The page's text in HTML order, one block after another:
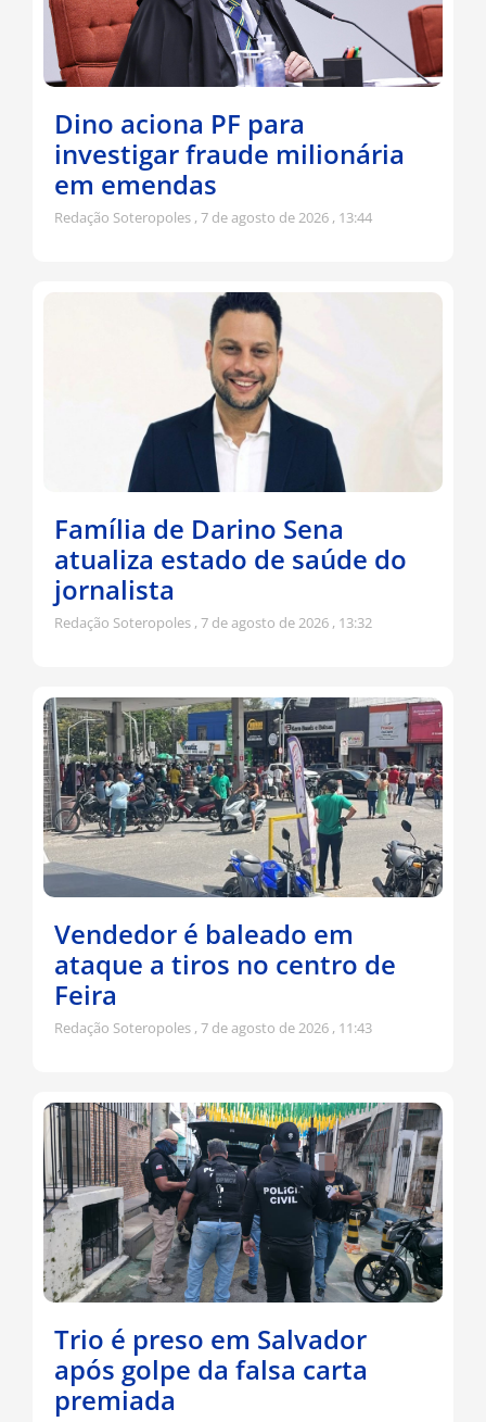
Dino aciona PF para
investigar fraude milionária
em emendas
Redação Soteropoles 7 de agosto de 2026 13:44
Família de Darino Sena
atualiza estado de saúde do
jornalista
Redação Soteropoles 7 de agosto de 2026 13:32
Vendedor é baleado em
ataque a tiros no centro de
Feira
Redação Soteropoles 7 de agosto de 2026 11:43
Trio é preso em Salvador
após golpe da falsa carta
premiada